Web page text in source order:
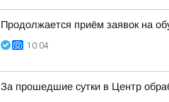
Продолжается приём заявок на
10:04
За прошедшие сутки в Центр